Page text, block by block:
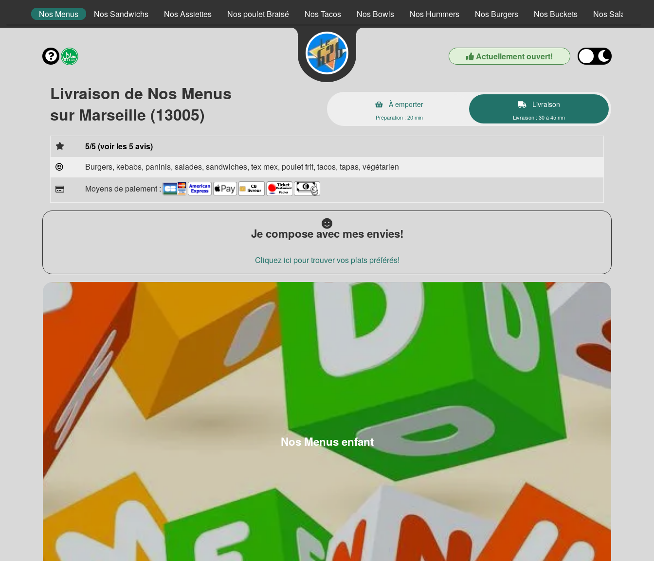
Nos Menus Nos Sandwichs Nos Assiettes Nos poulet Braisé Nos Tacos Nos Bowls Nos Hummers Nos Burgers Nos Buckets Nos Salades
Actuellement ouvert!
Livraison de Nos Menus
sur Marseille (13005)
À emporter
Préparation : 20 min
Livraison
Livraison : 30 à 45 mn
5/5 (voir les 5 avis)
Burgers, kebabs, paninis, salades, sandwiches, tex mex, poulet frit, tacos, tapas, végétarien
Moyens de paiement :
Je compose avec mes envies!
Cliquez ici pour trouver vos plats préférés!
Nos Menus enfant